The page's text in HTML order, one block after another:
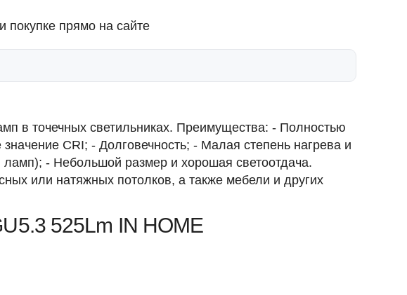
прямо на сайте
в точечных светильниках. Преимущества: - Полностью
CRI; - Долговечность; - Малая степень нагрева и
ламп); - Небольшой размер и хорошая светоотдача.
или натяжных потолков, а также мебели и других
525Lm IN HOME